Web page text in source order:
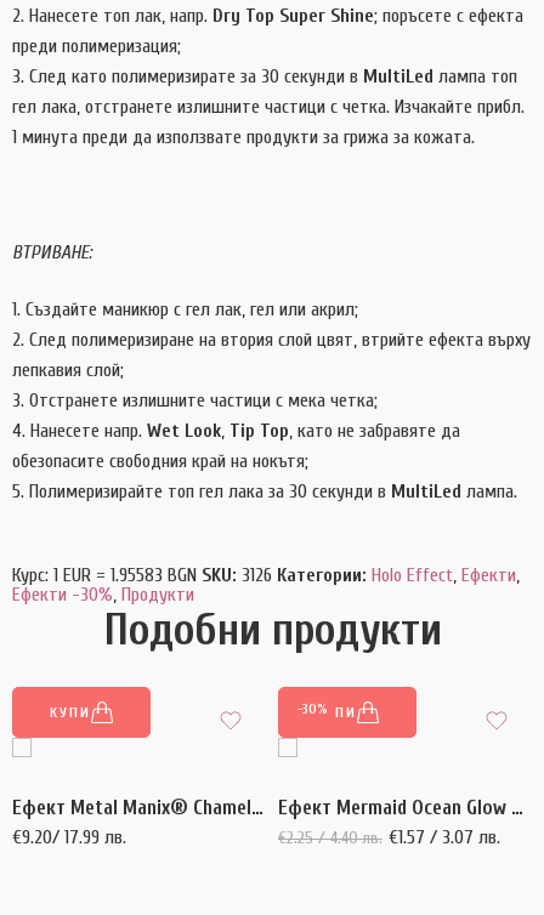
Нанесете топ лак, напр. Dry Top Super Shine; поръсете с ефекта
преди полимеризация;
След като полимеризирате за 30 секунди в MultiLed лампа топ
гел лака, отстранете излишните частици с четка. Изчакайте прибл.
1 минута преди да използвате продукти за грижа за кожата.
ВТРИВАНЕ:
Създайте маникюр с гел лак, гел или акрил;
След полимеризиране на втория слой цвят, втрийте ефекта върху
лепкавия слой;
Отстранете излишните частици с мека четка;
Нанесете напр. Wet Look Tip Top , като не забравяте да
обезопасите свободния край на нокътя;
Полимеризирайте топ гел лака за 30 секунди в MultiLed лампа.
Курс: 1 EUR = 1.95583 BGN SKU: 3126 Категории: Holo Effect, Ефекти,
Ефекти -30%, Продукти
Подобни продукти
КУПИ
Ефект Metal Manix® Chameleon Infinity 0,6 гр
€9.20/ 17.99 лв.
-30%КУПИ
Ефект Mermaid Ocean Glow 2,5 гр
€2.25/ 4.40 лв. €1.57 / 3.07 лв.